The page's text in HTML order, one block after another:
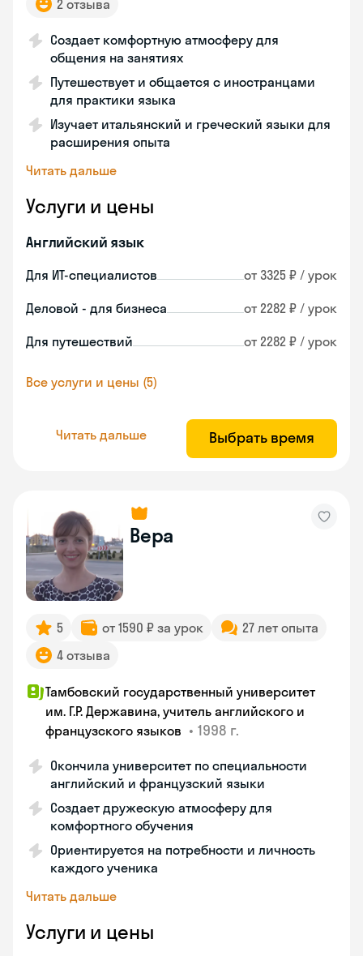
2 отзыва
Создает комфортную атмосферу для
общения на занятиях
Путешествует и общается с иностранцами
для практики языка
Изучает итальянский и греческий языки для
расширения опыта
Читать дальше
Услуги и цены
Английский язык
Для ИТ-специалистов от 3325 ₽ / урок
Деловой - для бизнеса от 2282 ₽ / урок
Для путешествий от 2282 ₽ / урок
Все услуги и цены (5)
Читать дальше Выбрать время
Вера
5 от 1590 ₽ за урок
27 лет опыта
4 отзыва
Тамбовский государственный университет
им. Г.Р. Державина, учитель английского и
французского языков • 1998 г.
Окончила университет по специальности
английский и французский языки
Создает дружескую атмосферу для
комфортного обучения
Ориентируется на потребности и личность
каждого ученика
Читать дальше
Услуги и цены